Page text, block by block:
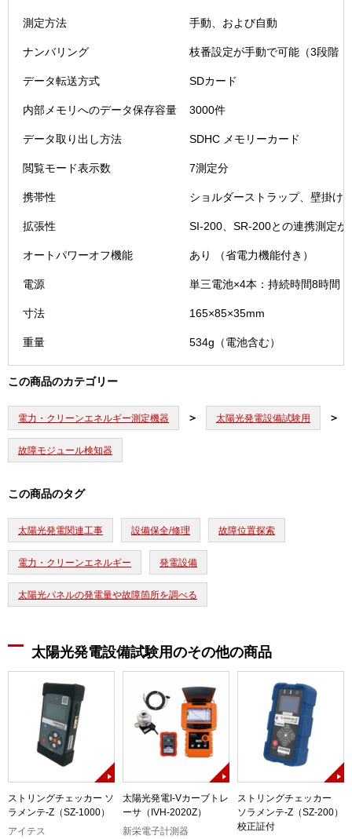
測定方法 手動、および自動
ナンバリング 枝番設定が手動で可能（3段階
データ転送方式 SDカード
内部メモリへのデータ保存容量 3000件
データ取り出し方法 SDHC メモリーカード
閲覧モード表示数 7測定分
携帯性 ショルダーストラップ、壁掛け
拡張性 SI-200、SR-200との連携測定が
オートパワーオフ機能 あり （省電力機能付き）
電源 単三電池×4本：持続時間8時間
寸法 165×85×35mm
重量 534g（電池含む）
この商品のカテゴリー
電力・クリーンエネルギー測定機器 太陽光発電設備試験用
故障モジュール検知器
この商品のタグ
太陽光発電関連工事 設備保全/修理 故障位置探索
電力・クリーンエネルギー 発電設備
太陽光パネルの発電量や故障箇所を調べる
太陽光発電設備試験用のその他の商品
ストリングチェッカー ソ
ラメンテ-Z（SZ-1000）
アイテス
太陽光発電I-Vカーブトレ
ーサ（IVH-2020Z）
新栄電子計測器
ストリングチェッカー
ソラメンテ-Z（SZ-200）
校正証付